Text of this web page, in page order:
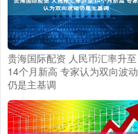
贵海国际配资 人民币汇率升至
14个月新高 专家认为双向波动
仍是主基调